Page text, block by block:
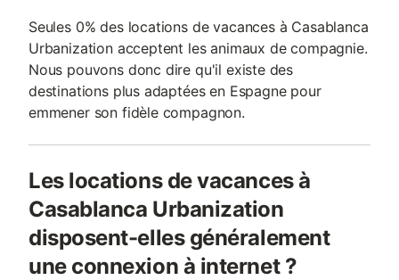
Seules 0% des locations de vacances à Casablanca
Urbanization acceptent les animaux de compagnie.
Nous pouvons donc dire qu'il existe des
destinations plus adaptées en Espagne pour
emmener son fidèle compagnon.
Les locations de vacances à
Casablanca Urbanization
disposent-elles généralement
une connexion à internet ?